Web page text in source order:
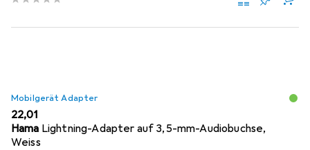
Mobilgerät Adapter
EUR
22,01
Hama Lightning-Adapter auf 3,5-mm-Audiobuchse,
Weiss